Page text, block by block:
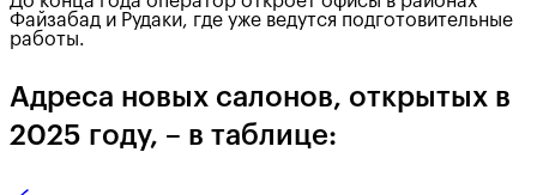
Файзабад и Рудаки, где уже ведутся подготовительные
работы.
Адреса новых салонов, открытых в
2025 году, – в таблице: